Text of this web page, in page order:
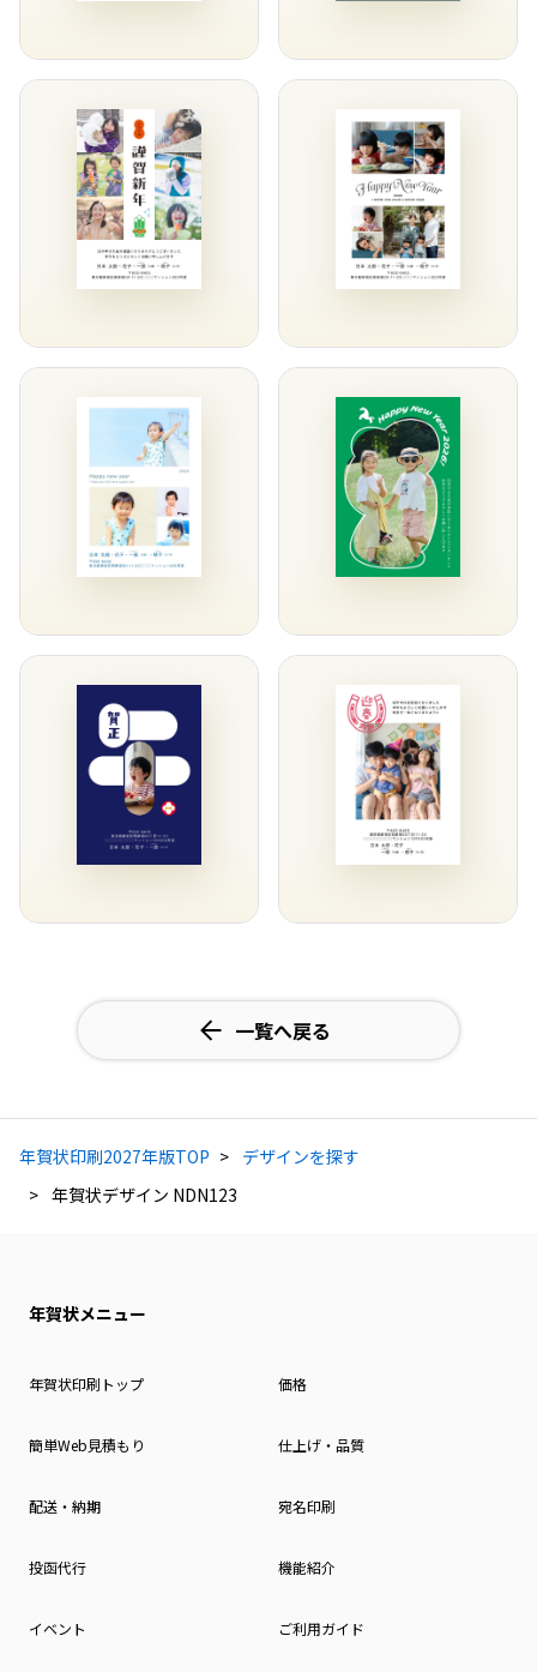
一覧へ戻る
年賀状印刷2027年版TOP
デザインを探す
年賀状デザイン NDN123
年賀状メニュー
年賀状印刷トップ 価格
簡単Web見積もり 仕上げ・品質
配送・納期 宛名印刷
投函代行 機能紹介
イベント ご利用ガイド